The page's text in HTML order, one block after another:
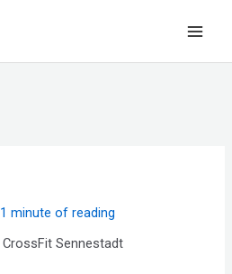
1 minute of reading